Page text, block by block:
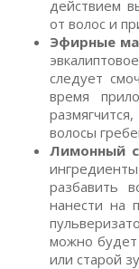
действием
от волос и
Эфирные
следует
время
волосы
Лимонный
разбавить
нанести на
можно будет
или старой